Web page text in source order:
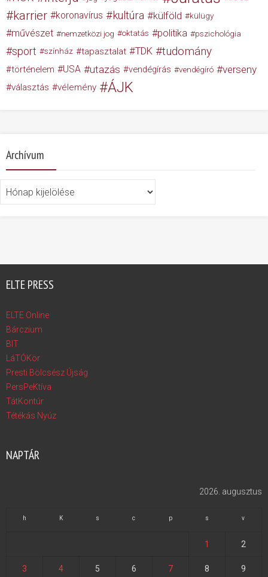
karrier koronavírus kultúra külföld külügy
művészet nemzetközi jog oktatás politika pszichológia
sport színház tapasztalat TDK tudomány
történelem USA utazás vendégírás vendégíró verseny
választás vélemény ÁJK
Archívum
ELTE PRESS
ELTE Online
Bárczium
BIT
LáTÓKör
Presti Bölcsész Újság
PersPeKtíva
TátKontúr
Tétékás Nyúz
NAPTÁR
2026. augusztus
h K s c p s v
1 2
3 4 5 6 7 8 9